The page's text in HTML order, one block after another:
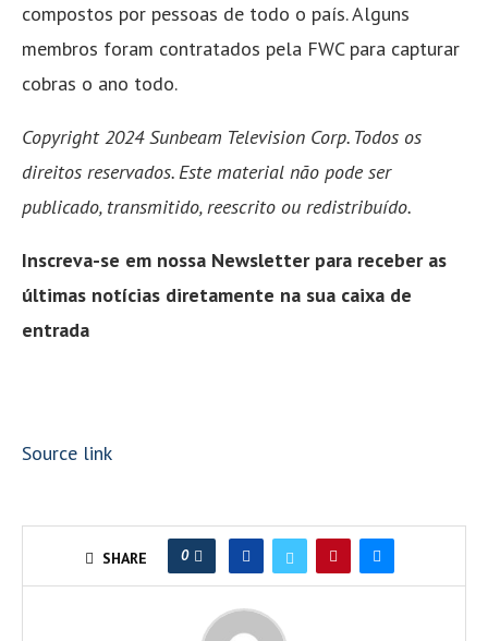
compostos por pessoas de todo o país. Alguns
membros foram contratados pela FWC para capturar
cobras o ano todo.
Copyright 2024 Sunbeam Television Corp. Todos os
direitos reservados. Este material não pode ser
publicado, transmitido, reescrito ou redistribuído.
Inscreva-se em nossa Newsletter para receber as
últimas notícias diretamente na sua caixa de
entrada
Source link
SHARE 0